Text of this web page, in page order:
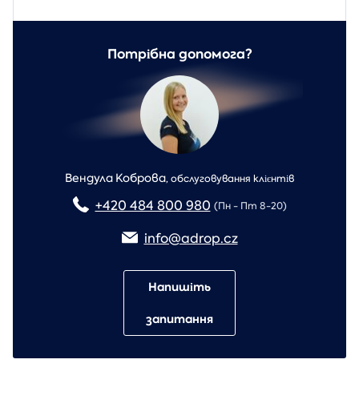
Потрібна допомога?
Вендула Коброва,обслуговування клієнтів
+420 484 800 980 (Пн - Пт 8-20)
info@adrop.cz
Напишіть
запитання